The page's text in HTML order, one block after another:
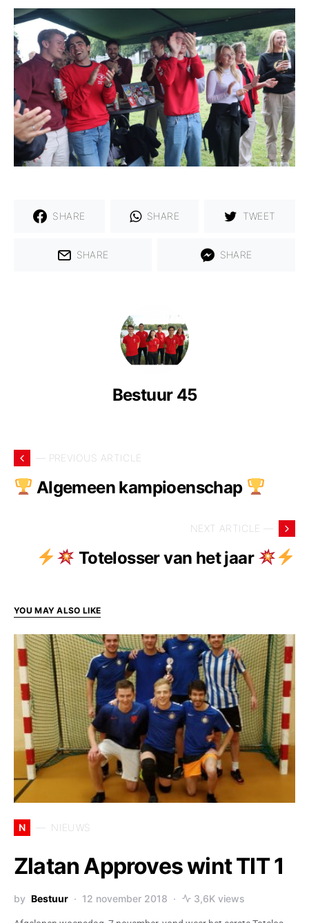
SHARE SHARE TWEET
SHARE SHARE
Bestuur 45
— PREVIOUS ARTICLE
Algemeen kampioenschap
NEXT ARTICLE —
Totelosser van het jaar
YOU MAY ALSO LIKE
N NIEUWS
Zlatan Approves wint TIT 1
by Bestuur 12 november 2018 3,6K views